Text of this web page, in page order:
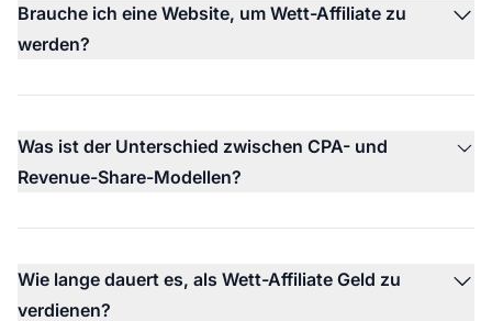
Brauche ich eine Website, um Wett-Affiliate zu
werden?
Was ist der Unterschied zwischen CPA- und
Revenue-Share-Modellen?
Wie lange dauert es, als Wett-Affiliate Geld zu
verdienen?